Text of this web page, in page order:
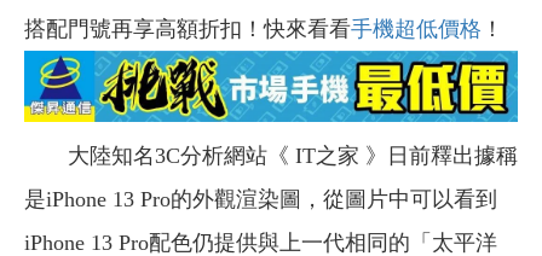
搭配門號再享高額折扣！快來看看手機超低價格 ！
大陸知名3C分析網站《 IT之家 》日前釋出據稱
是iPhone 13 Pro的外觀渲染圖，從圖片中可以看到
iPhone 13 Pro配色仍提供與上一代相同的「太平洋